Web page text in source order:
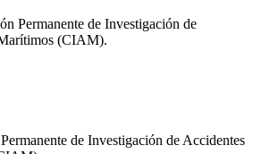
Permanente de Investigación de
(CIAM).
de Investigación de Accidentes